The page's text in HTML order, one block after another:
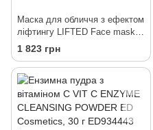
Маска для обличчя з ефектом
ліфтингу LIFTED Face mask
ED Cosmetics, 50 мл
1 823 грн